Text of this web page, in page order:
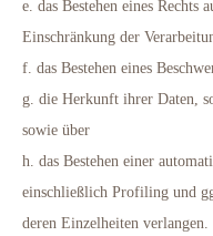
e. das Bestehen eines Rechts
Einschränkung der
f. das Bestehen eines
g. die Herkunft ihrer Daten,
sowie über
h. das Bestehen einer
einschließlich Profiling und
deren Einzelheiten verlangen.